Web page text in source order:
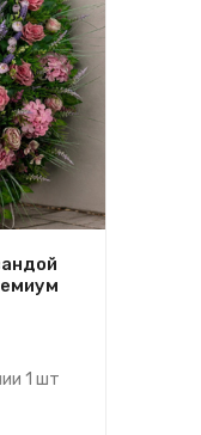
1 шт